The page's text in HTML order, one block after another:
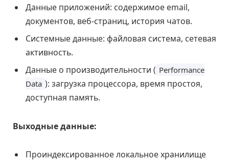
Данные приложений: содержимое email,
документов, веб-страниц, история чатов.
Системные данные: файловая система, сетевая
активность.
Данные о производительности ( Performance
Data ): загрузка процессора, время простоя,
доступная память.
Выходные данные:
Проиндексированное локальное хранилище